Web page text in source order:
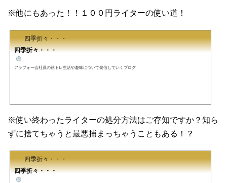
※他にもあった！！１００円ライターの使い道！
四季折々・・・
四季折々・・・
アラフォー会社員の筋トレ生活や趣味について発信していくブログ
※使い終わったライターの処分方法はご存知ですか？知ら
ずに捨てちゃうと最悪捕まっちゃうこともある！？
四季折々・・・
四季折々・・・